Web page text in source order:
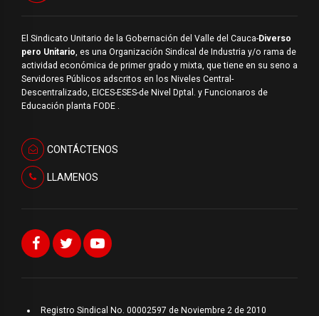
El Sindicato Unitario de la Gobernación del Valle del Cauca-Diverso
pero Unitario , es una Organización Sindical de Industria y/o rama de
actividad económica de primer grado y mixta, que tiene en su seno a
Servidores Públicos adscritos en los Niveles Central-
Descentralizado, EICES-ESES-de Nivel Dptal. y Funcionaros de
Educación planta FODE .
CONTÁCTENOS
LLAMENOS
Registro Sindical No. 00002597 de Noviembre 2 de 2010